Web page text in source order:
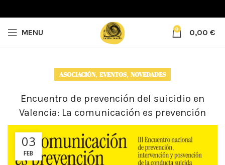
MENU 0 0,00 €
ASOCIACIÓN, EVENTOS, NOVEDADES
Encuentro de prevención del suicidio en
Valencia: La comunicación es prevención
03
FEB